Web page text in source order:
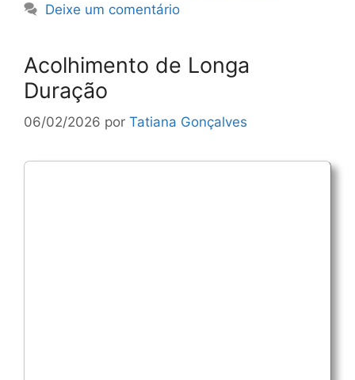
Deixe um comentário
Acolhimento de Longa
Duração
06/02/2026 por Tatiana Gonçalves